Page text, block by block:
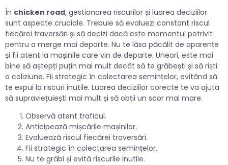
În chicken road, gestionarea riscurilor și luarea deciziilor
sunt aspecte cruciale. Trebuie să evaluezi constant riscul
fiecărei traversări și să decizi dacă este momentul potrivit
pentru a merge mai departe. Nu te lăsa păcălit de aparențe
și fii atent la mașinile care vin de departe. Uneori, este mai
bine să aștepți puțin mai mult decât să te grăbești și să riști
o coliziune. Fii strategic în colectarea semințelor, evitând să
te expui la riscuri inutile. Luarea deciziilor corecte te va ajuta
să supraviețuiești mai mult și să obții un scor mai mare.
Observă atent traficul.
Anticipează mișcările mașinilor.
Evaluează riscul fiecărei traversări.
Fii strategic în colectarea semințelor.
Nu te grăbi și evită riscurile inutile.